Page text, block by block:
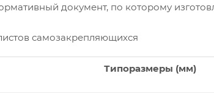
документ, по которому
самозакрепляющихся
Типоразмеры (мм)